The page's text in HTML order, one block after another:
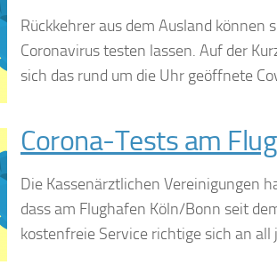
Rückkehrer aus dem Ausland können
Coronavirus testen lassen. Auf der
sich das rund um die Uhr geöffnete
Corona-Tests am
Die Kassenärztlichen Vereinigungen
dass am Flughafen Köln/Bonn seit
kostenfreie Service richtige sich an all